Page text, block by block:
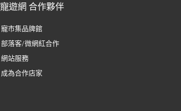
寵遊網 合作夥伴
寵市集品牌館
部落客/微網紅合作
網站服務
成為合作店家